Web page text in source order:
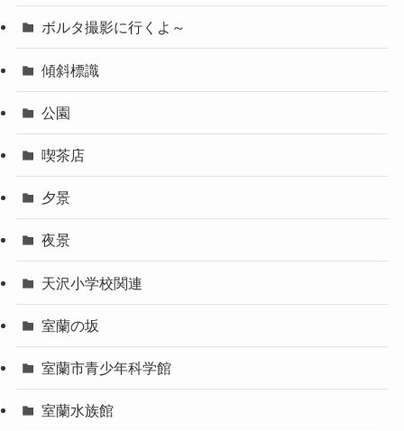
ボルタ撮影に行くよ～
傾斜標識
公園
喫茶店
夕景
夜景
天沢小学校関連
室蘭の坂
室蘭市青少年科学館
室蘭水族館